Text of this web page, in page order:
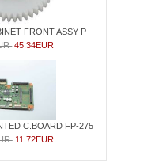
FRONT ASSY P
45.34EUR
C.BOARD FP-275
11.72EUR